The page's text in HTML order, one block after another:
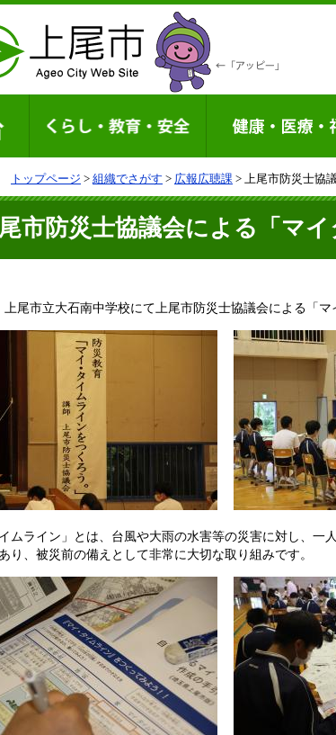
トップページ > 組織でさがす > 広報広聴課 > 上尾市防災士協
市防災士協議会による「マ
上尾市立大石南中学校にて上尾市防災士協議会による「
イムライン」とは、台風や大雨の水害等の災害に対し、
り、被災前の備えとして非常に大切な取り組みです。